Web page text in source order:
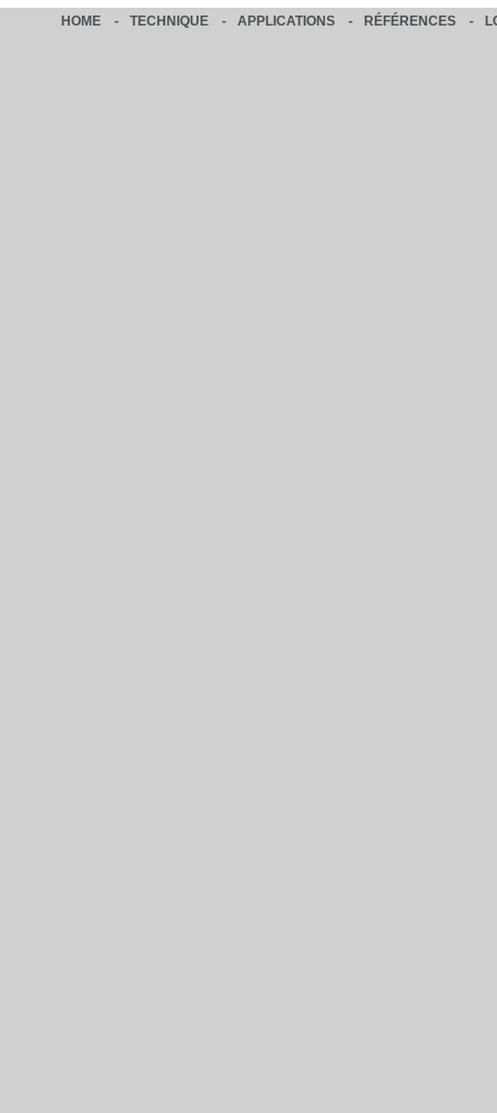
HOME - TECHNIQUE - APPLICATIONS - RÉFÉRENCES -